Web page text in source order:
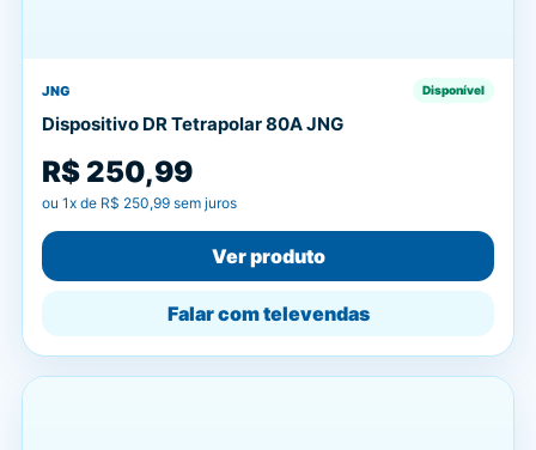
JNG Disponível
Dispositivo DR Tetrapolar 80A JNG
R$ 250,99
ou 1x de R$ 250,99 sem juros
Ver produto
Falar com televendas